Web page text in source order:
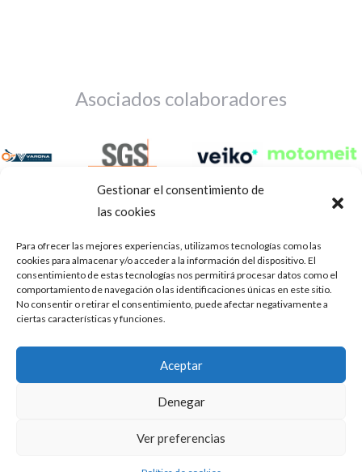
Gestionar el consentimiento de
las cookies
Para ofrecer las mejores experiencias, utilizamos tecnologías como las
cookies para almacenar y/o acceder a la información del dispositivo. El
consentimiento de estas tecnologías nos permitirá procesar datos como el
comportamiento de navegación o las identificaciones únicas en este sitio.
No consentir o retirar el consentimiento, puede afectar negativamente a
ciertas características y funciones.
Aceptar
Denegar
Ver preferencias
Asociados colaboradores
Aviso Legal Política de privacidad Portal de transparencia
ASOCIACIÓN DE TALLERES DE REPARACIÓN DE
AUTOMÓVILES • CIF: G14023832
Mediación, Arbitraje y Conciliación, de la Consejería de Empleo
Puedes aprender más sobre qué cookies utilizamos o